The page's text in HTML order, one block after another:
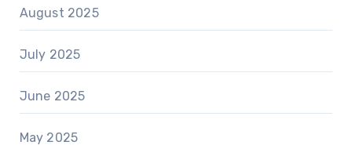
August 2025
July 2025
June 2025
May 2025